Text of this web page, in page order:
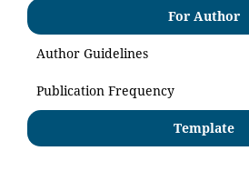
For Author
Author Guidelines
Publication Frequency
Template